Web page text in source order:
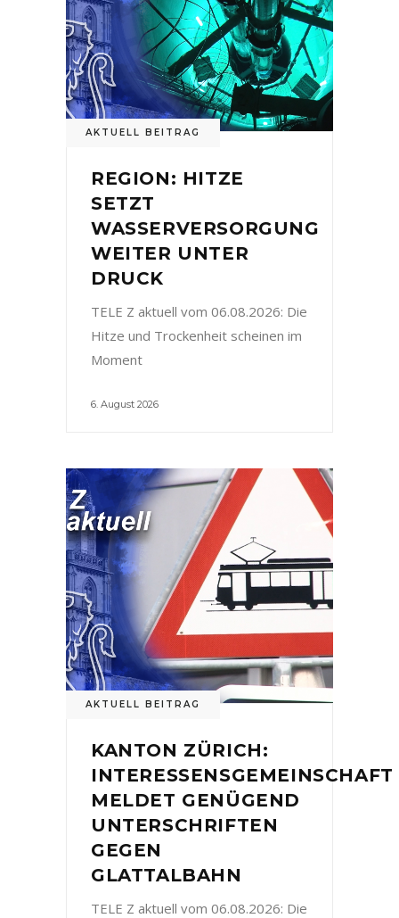
AKTUELL BEITRAG
REGION: HITZE
SETZT
WASSERVERSORGUNG
WEITER UNTER
DRUCK
TELE Z aktuell vom 06.08.2026: Die
Hitze und Trockenheit scheinen im
Moment
6. August 2026
AKTUELL BEITRAG
KANTON ZÜRICH:
INTERESSENSGEMEINSCHAFT
MELDET GENÜGEND
UNTERSCHRIFTEN
GEGEN
GLATTALBAHN
TELE Z aktuell vom 06.08.2026: Die